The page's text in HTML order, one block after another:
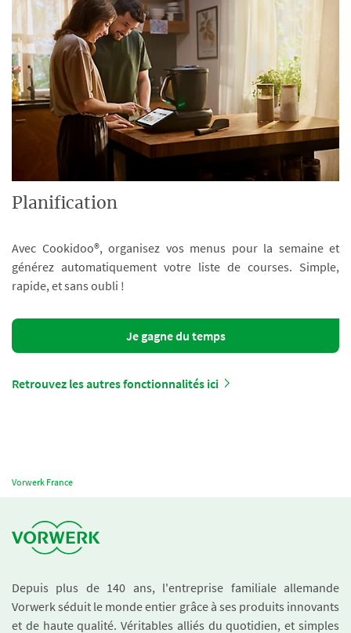
Planification
Avec Cookidoo®, organisez vos menus pour la semaine et
générez automatiquement votre liste de courses. Simple,
rapide, et sans oubli !
Je gagne du temps
Retrouvez les autres fonctionnalités ici
Vorwerk France
Depuis plus de 140 ans, l'entreprise familiale allemande
Vorwerk séduit le monde entier grâce à ses produits innovants
et de haute qualité. Véritables alliés du quotidien, et simples